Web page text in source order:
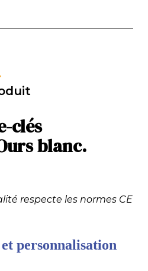
clés
blanc.
respecte les normes CE
personnalisation